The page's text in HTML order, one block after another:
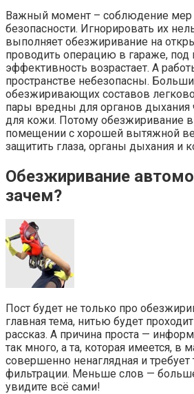
Важный момент – соблюдение мер
безопасности. Игнорировать их
выполняет обезжиривание на
проводить операцию в гараже,
эффективность возрастает. А
пространстве небезопасны.
обезжиривающих составов
пары вредны для органов дыхания
для кожи. Потому обезжиривание
помещении с хорошей вытяжной
защитить глаза, органы дыхания и
Обезжиривание
зачем?
Пост будет не только про
главная тема, нитью будет
рассказ. А причина проста —
так много, а та, которая имеется, в
совершенно ненаглядная и требует
фильтрации. Меньше слов —
увидите всё сами!